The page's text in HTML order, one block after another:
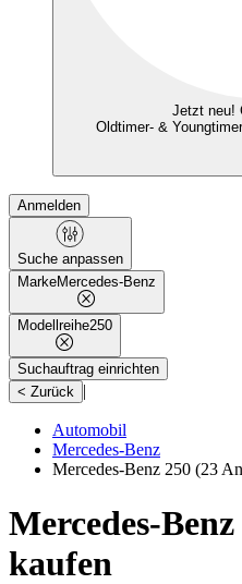
Jetzt neu!
Oldtimer- &
Anmelden
Suche anpassen
MarkeMercedes-Benz
Modellreihe250
Suchauftrag einrichten
< Zurück |
Automobil
Mercedes-Benz
Mercedes-Benz 250 (23
Mercedes-
kaufen